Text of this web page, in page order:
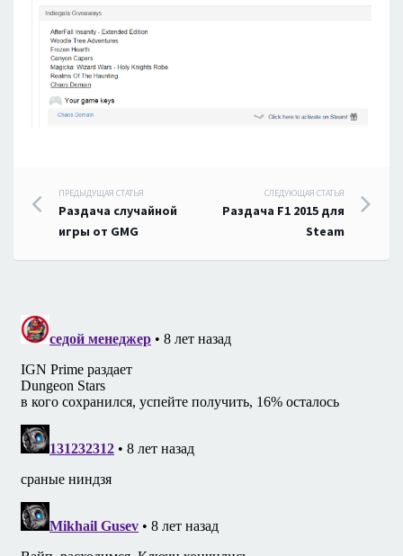
Навигация
по
записям
ПРЕДЫДУЩАЯ СТАТЬЯ
Раздача случайной
игры от GMG
СЛЕДУЮЩАЯ СТАТЬЯ
Раздача F1 2015 для
Steam